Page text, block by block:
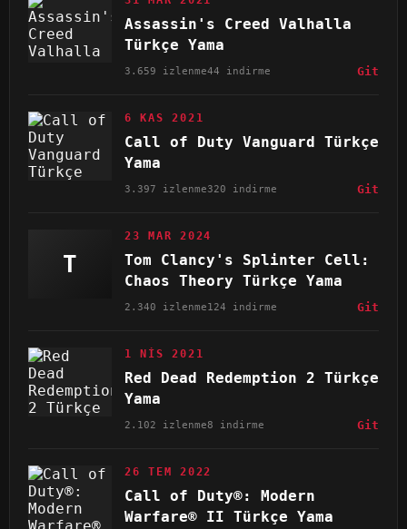
Assassin's Creed Valhalla
Türkçe Yama
3.659 izlenme44 indirme Git
6 KAS 2021
Call of Duty Vanguard Türkçe
Yama
3.397 izlenme320 indirme Git
T
23 MAR 2024
Tom Clancy's Splinter Cell:
Chaos Theory Türkçe Yama
2.340 izlenme124 indirme Git
1 NIS 2021
Red Dead Redemption 2 Türkçe
Yama
2.102 izlenme8 indirme Git
26 TEM 2022
Call of Duty®: Modern
Warfare® II Türkçe Yama